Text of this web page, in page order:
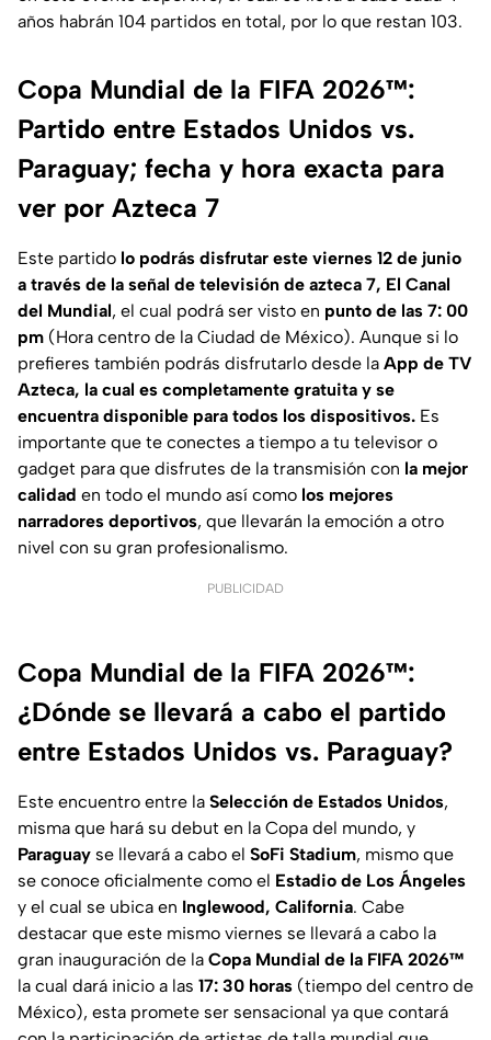
años habrán 104 partidos en total, por lo que restan 103.
Copa Mundial de la FIFA 2026™:
Partido entre Estados Unidos vs.
Paraguay; fecha y hora exacta para
ver por Azteca 7
Este partido lo podrás disfrutar este viernes 12 de junio
a través de la señal de televisión de azteca 7, El Canal
del Mundial, el cual podrá ser visto en punto de las 7: 00
pm (Hora centro de la Ciudad de México). Aunque si lo
prefieres también podrás disfrutarlo desde la App de TV
Azteca, la cual es completamente gratuita y se
encuentra disponible para todos los dispositivos. Es
importante que te conectes a tiempo a tu televisor o
gadget para que disfrutes de la transmisión con la mejor
calidad en todo el mundo así como los mejores
narradores deportivos, que llevarán la emoción a otro
nivel con su gran profesionalismo.
PUBLICIDAD
Copa Mundial de la FIFA 2026™:
¿Dónde se llevará a cabo el partido
entre Estados Unidos vs. Paraguay?
Este encuentro entre la Selección de Estados Unidos,
misma que hará su debut en la Copa del mundo, y
Paraguay se llevará a cabo el SoFi Stadium, mismo que
se conoce oficialmente como el Estadio de Los Ángeles
y el cual se ubica en Inglewood, California. Cabe
destacar que este mismo viernes se llevará a cabo la
gran inauguración de la Copa Mundial de la FIFA 2026™
la cual dará inicio a las 17: 30 horas (tiempo del centro de
México), esta promete ser sensacional ya que contará